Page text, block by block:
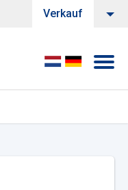
Verkauf